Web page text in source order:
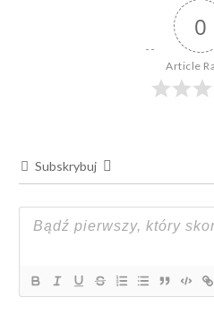
0
Article
Subskrybuj